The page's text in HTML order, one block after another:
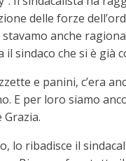
delle forze
anche
il sindaco che si è
e panini, c’era
E per loro siamo
Grazia.
lo ribadisce il